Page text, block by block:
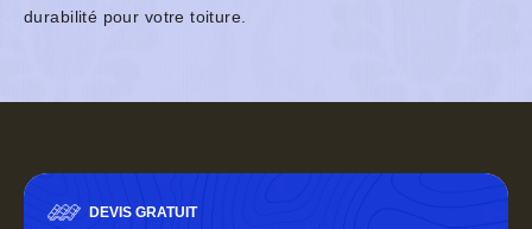
durabilité pour votre toiture.
DEVIS GRATUIT